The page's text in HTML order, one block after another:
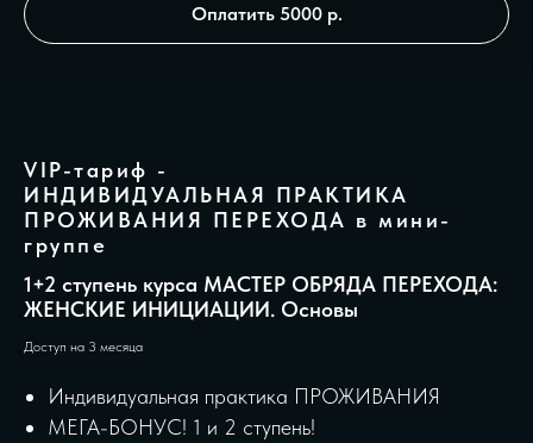
Оплатить 5000 р.
VIP-тариф -
ИНДИВИДУАЛЬНАЯ ПРАКТИКА
ПРОЖИВАНИЯ ПЕРЕХОДА в мини-
группе
1+2 ступень курса МАСТЕР ОБРЯДА ПЕРЕХОДА:
ЖЕНСКИЕ ИНИЦИАЦИИ. Основы
Доступ на 3 месяца
Индивидуальная практика ПРОЖИВАНИЯ
МЕГА-БОНУС! 1 и 2 ступень!